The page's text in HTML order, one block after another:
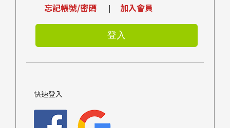
忘記帳號/密碼 | 加入會員
快速登入